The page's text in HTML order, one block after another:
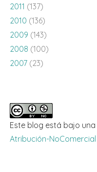
2011 (137)
2010 (136)
2009 (143)
2008 (100)
2007 (23)
Este blog está bajo una
Atribución-